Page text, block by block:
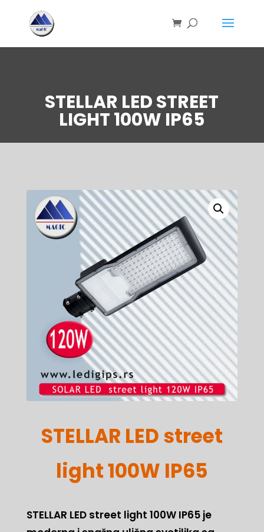
STELLAR LED STREET
LIGHT 100W IP65
STELLAR LED street
light 100W IP65
STELLAR LED street light 100W IP65 je